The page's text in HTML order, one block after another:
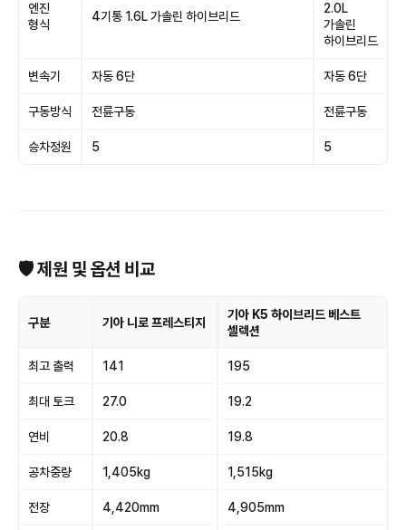
엔진
형식
4기통 1.6L 가솔린 하이브리드
2.0L
가솔린
하이브리드
변속기 자동 6단 자동 6단
구동방식 전륜구동 전륜구동
승차정원 5 5
🛡 제원 및 옵션 비교
구분 기아 니로 프레스티지
기아 K5 하이브리드 베스트
셀렉션
최고 출력 141 195
최대 토크 27.0 19.2
연비 20.8 19.8
공차중량 1,405kg 1,515kg
전장 4,420mm 4,905mm